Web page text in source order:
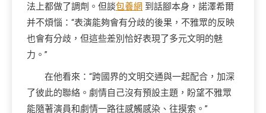
法上都做了調劑。但談包養網 到話腳本身，諾澤希爾
并不煩惱：“表演能夠會有分歧的後果，不雅眾的反映
也會有分歧，但這些差別恰好表現了多元文明的魅
力。”
在他看來：“跨國界的文明交通與一起配合，加深
了彼此的聯絡。劇情自己沒有預設主題，盼望不雅眾
能隨著演員和劇情一路往感觸感染、往摸索。”